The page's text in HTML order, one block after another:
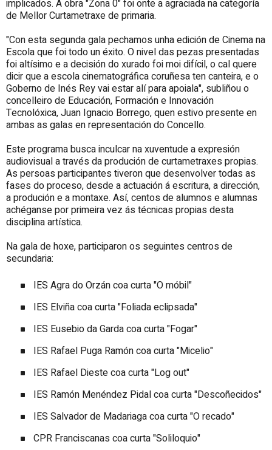
implicados. A obra "Zona 0" foi onte a agraciada na categoría
de Mellor Curtametraxe de primaria.
"Con esta segunda gala pechamos unha edición de Cinema na
Escola que foi todo un éxito. O nivel das pezas presentadas
foi altísimo e a decisión do xurado foi moi difícil, o cal quere
dicir que a escola cinematográfica coruñesa ten canteira, e o
Goberno de Inés Rey vai estar alí para apoiala", subliñou o
concelleiro de Educación, Formación e Innovación
Tecnolóxica, Juan Ignacio Borrego, quen estivo presente en
ambas as galas en representación do Concello.
Este programa busca inculcar na xuventude a expresión
audiovisual a través da produción de curtametraxes propias.
As persoas participantes tiveron que desenvolver todas as
fases do proceso, desde a actuación á escritura, a dirección,
a produción e a montaxe. Así, centos de alumnos e alumnas
achéganse por primeira vez ás técnicas propias desta
disciplina artística.
Na gala de hoxe, participaron os seguintes centros de
secundaria:
IES Agra do Orzán coa curta "O móbil"
IES Elviña coa curta "Foliada eclipsada"
IES Eusebio da Garda coa curta "Fogar"
IES Rafael Puga Ramón coa curta "Micelio"
IES Rafael Dieste coa curta "Log out"
IES Ramón Menéndez Pidal coa curta "Descoñecidos"
IES Salvador de Madariaga coa curta "O recado"
CPR Franciscanas coa curta "Soliloquio"